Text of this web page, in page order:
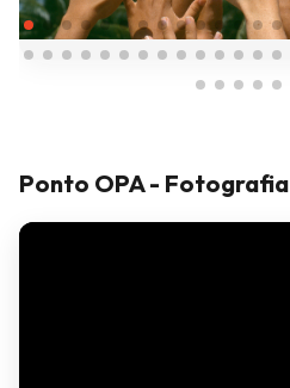
Ponto OPA - Fotografia